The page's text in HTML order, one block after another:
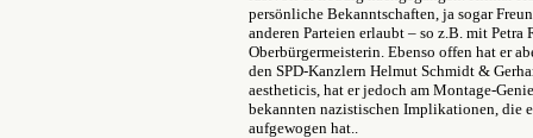
persönliche Bekanntschaften, ja sogar
anderen Parteien erlaubt – so z.B. mit
Oberbürgermeisterin. Ebenso offen hat er
den SPD-Kanzlern Helmut Schmidt &
aestheticis, hat er jedoch am Montage-
bekannten nazistischen Implikationen, die
aufgewogen hat..